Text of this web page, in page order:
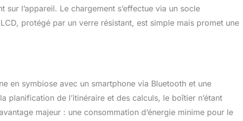
l’appareil. Le chargement s’effectue via un socle
protégé par un verre résistant, est simple mais promet une
en symbiose avec un smartphone via Bluetooth et une
planification de l’itinéraire et des calculs, le boîtier n’étant
majeur : une consommation d’énergie minime pour le